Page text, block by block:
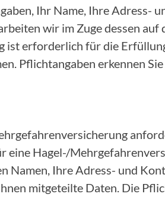
Ihr Name, Ihre Adress-
wir im Zuge dessen
ist erforderlich für die
Pflichtangaben erkennen Sie
eine Hagel-/
Namen, Ihre Adress- und
mitgeteilte Daten. Die